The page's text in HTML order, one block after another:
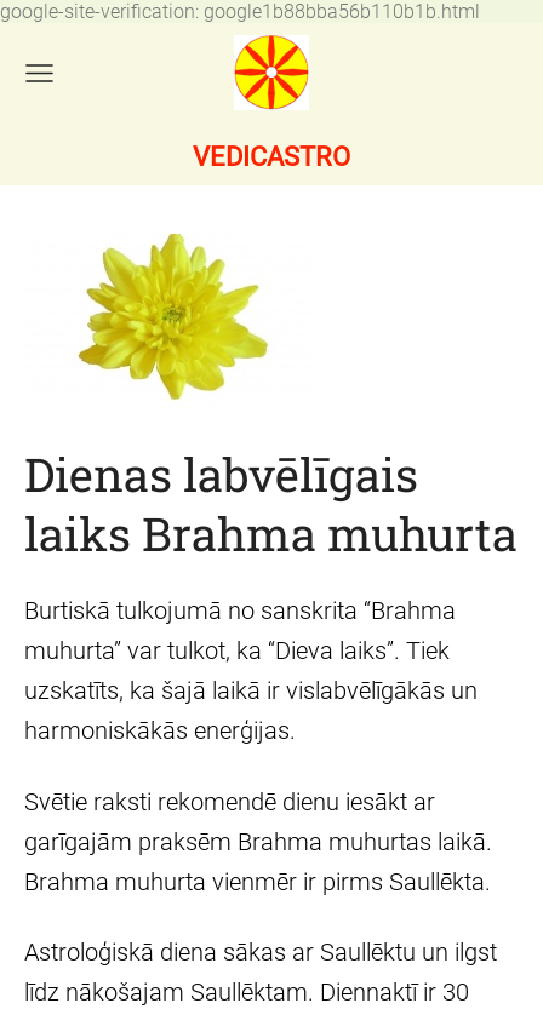
google-site-verification: google1b88bba56b110b1b.html
VEDICASTRO
Dienas labvēlīgais
laiks Brahma muhurta
Burtiskā tulkojumā no sanskrita “Brahma
muhurta” var tulkot, ka “Dieva laiks”. Tiek
uzskatīts, ka šajā laikā ir vislabvēlīgākās un
harmoniskākās enerģijas.
Svētie raksti rekomendē dienu iesākt ar
garīgajām praksēm Brahma muhurtas laikā.
Brahma muhurta vienmēr ir pirms Saullēkta.
Astroloģiskā diena sākas ar Saullēktu un ilgst
līdz nākošajam Saullēktam. Diennaktī ir 30